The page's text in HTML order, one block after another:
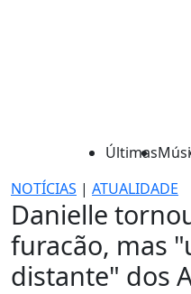
Últimas
NOTÍCIAS | ATUALIDADE
Danielle
furacão, mas
distante" dos